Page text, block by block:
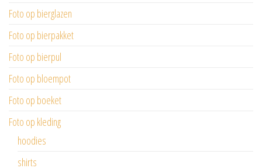
Foto op bierglazen
Foto op bierpakket
Foto op bierpul
Foto op bloempot
Foto op boeket
Foto op kleding
hoodies
shirts